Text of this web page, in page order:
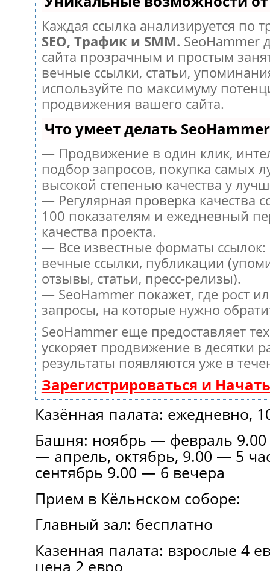
Каждая ссылка анализируется по
SEO, Трафик и SMM. SeoHammer
сайта прозрачным и простым
вечные ссылки, статьи,
используйте по максимуму
продвижения вашего сайта.
Что умеет делать SeoHammer
— Продвижение в один клик,
подбор запросов, покупка самых
высокой степенью качества у
— Регулярная проверка качества
100 показателям и ежедневный
качества проекта.
— Все известные форматы
вечные ссылки, публикации
отзывы, статьи, пресс-релизы).
— SeoHammer покажет, где рост
запросы, на которые нужно
SeoHammer еще предоставляет
ускоряет продвижение в десятки
результаты появляются уже в
Зарегистрироваться и
Казённая палата: ежедневно,
Башня: ноябрь — февраль
— апрель, октябрь, 9.00 — 5
сентябрь 9.00 — 6 вечера
Прием в Кёльнском соборе:
Главный зал: бесплатно
Казенная палата: взрослые 4
цена 2 евро